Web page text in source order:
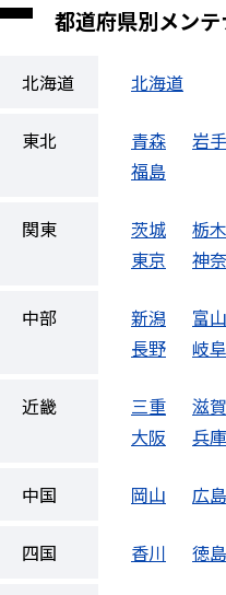
都道府県別メン
北海道 北海道
東北 青森 岩手
福島
関東 茨城 栃木
東京
神
中部 新潟 富山
長野
岐阜
近畿 三重 滋賀
大阪
兵庫
中国 岡山 広島
四国 香川 徳島